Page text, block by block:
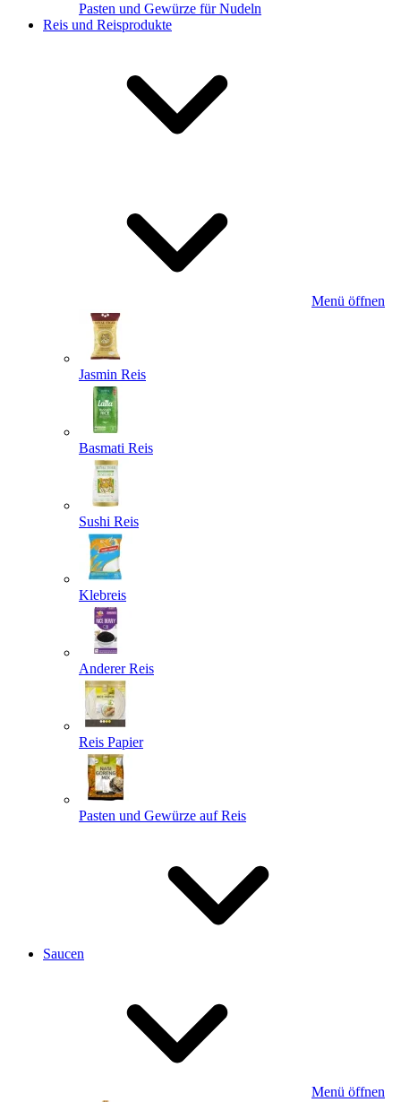
Pasten und Gewürze für Nudeln
Reis und Reisprodukte
Menü öffnen
Jasmin Reis
Basmati Reis
Sushi Reis
Klebreis
Anderer Reis
Reis Papier
Pasten und Gewürze auf Reis
Saucen
Menü öffnen